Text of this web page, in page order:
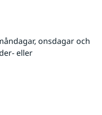
onsdagar och
eller